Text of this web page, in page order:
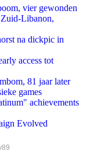
vier gewonden
Libanon,
na dickpic in
access tot
81 jaar later
games
achievements
Evolved